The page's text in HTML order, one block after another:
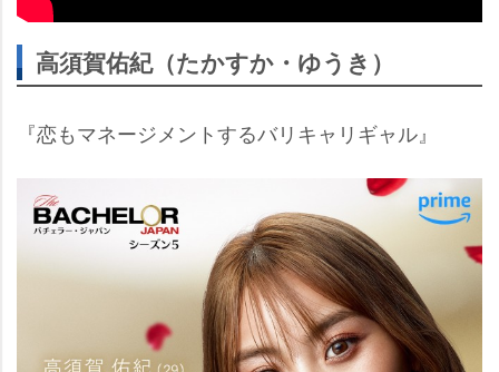
高須賀佑紀（たかすか・ゆうき）
『恋もマネージメントするバリキャリギャル』